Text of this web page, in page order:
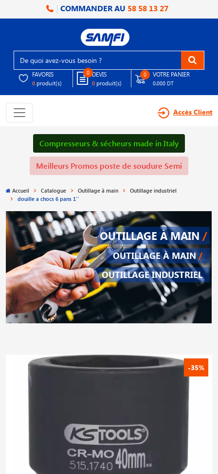
COMMANDER AU 58 58 13 27
FAVORIS
0 produit(s)
0 DEVIS
0 produit(s)
0 VOTRE PANIER
0.000 DT
Accès Client
Compresseurs & sécheurs made in Italy
Meilleurs Promos poste de soudure Semi
Accueil Catalogue Outillage à main
Outillage industriel
douille a chocs 6 pans 1′′
OUTILLAGE À MAIN /
OUTILLAGE À MAIN /
OUTILLAGE INDUSTRIEL
-35%